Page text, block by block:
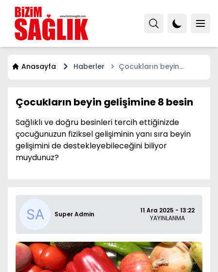
Anasayfa Haberler
Çocukların beyin
Çocukların beyin gelişimine 8 besin
Sağlıklı ve doğru besinleri tercih ettiğinizde
çocuğunuzun fiziksel gelişiminin yanı sıra beyin
gelişimini de destekleyebileceğini biliyor
muydunuz?
Super Admin
11 Ara 2025 - 13:22
YAYINLANMA